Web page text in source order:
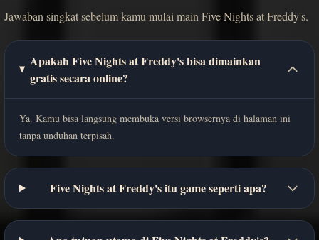
Jawaban singkat sebelum kamu mulai main Five Nights at Freddy's.
Apakah Five Nights at Freddy's bisa dimainkan
gratis secara online?
Ya. Kamu bisa langsung membuka versi browsernya di halaman ini
tanpa unduhan terpisah.
Five Nights at Freddy's itu game seperti apa?